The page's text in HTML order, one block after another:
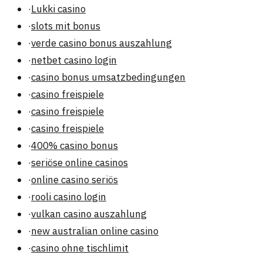
·Lukki casino
·slots mit bonus
·verde casino bonus auszahlung
·netbet casino login
·casino bonus umsatzbedingungen
·casino freispiele
·casino freispiele
·casino freispiele
·400% casino bonus
·seriöse online casinos
·online casino seriös
·rooli casino login
·vulkan casino auszahlung
·new australian online casino
·casino ohne tischlimit